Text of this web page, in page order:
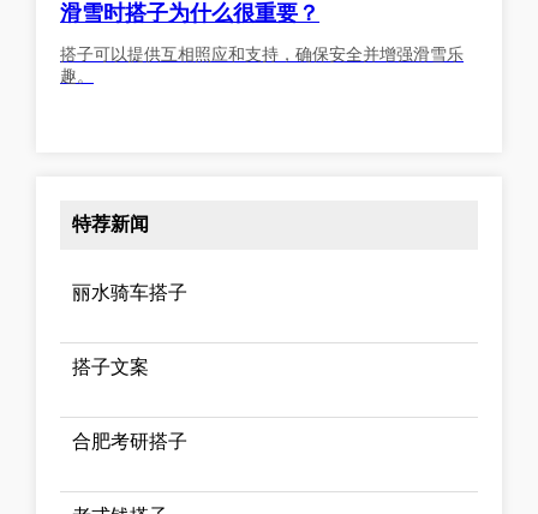
滑雪时搭子为什么很重要？
搭子可以提供互相照应和支持，确保安全并增强滑雪乐
趣。
特荐新闻
丽水骑车搭子
搭子文案
合肥考研搭子